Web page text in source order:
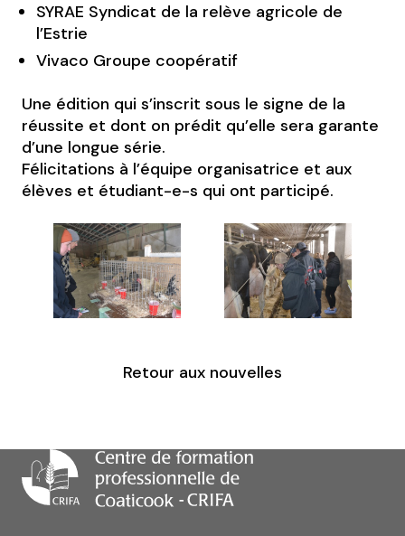
SYRAE Syndicat de la relève agricole de
l’Estrie
Vivaco Groupe coopératif
Une édition qui s’inscrit sous le signe de la
réussite et dont on prédit qu’elle sera garante
d’une longue série.
Félicitations à l’équipe organisatrice et aux
élèves et étudiant-e-s qui ont participé.
Retour aux nouvelles